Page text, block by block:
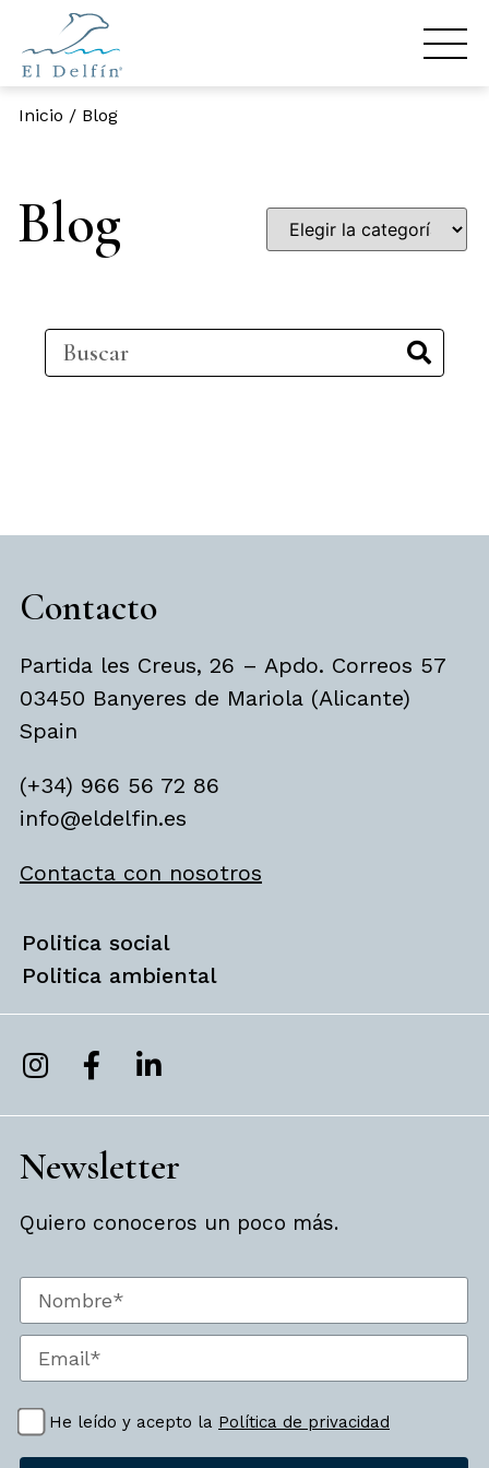
Inicio / Blog
Blog
Contacto
Partida les Creus, 26 – Apdo. Correos 57
03450 Banyeres de Mariola (Alicante)
Spain
(+34) 966 56 72 86
info@eldelfin.es
Contacta con nosotros
Politica social
Politica ambiental
Newsletter
Quiero conoceros un poco más.
He leído y acepto la Política de privacidad